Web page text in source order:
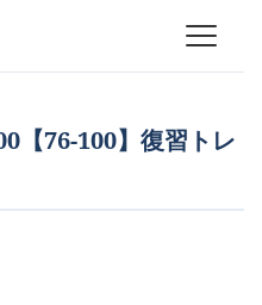
【76-100】復習トレ